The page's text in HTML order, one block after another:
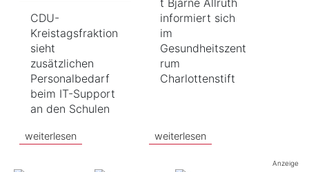
CDU-
Kreistagsfraktion
sieht
zusätzlichen
Personalbedarf
beim IT-Support
an den Schulen
weiterlesen
t Bjarne Allruth
informiert sich
im
Gesundheitszent
rum
Charlottenstift
weiterlesen
Anzeige